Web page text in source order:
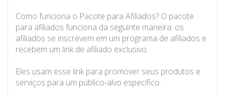
Como funciona o Pacote para Afiliados? O pacote
para afiliados funciona da seguinte maneira: os
afiliados se inscrevem em um programa de afiliados e
recebem um link de afiliado exclusivo.
Eles usam esse link para promover seus produtos e
serviços para um público-alvo específico.